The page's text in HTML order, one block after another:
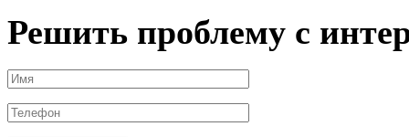
Решить проблему с